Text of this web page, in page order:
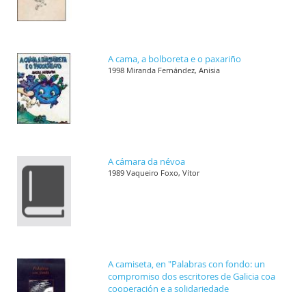
A cama, a bolboreta e o paxariño
1998 Miranda Fernández, Anisia
A cámara da névoa
1989 Vaqueiro Foxo, Vítor
A camiseta, en "Palabras con fondo: un
compromiso dos escritores de Galicia coa
cooperación e a solidariedade